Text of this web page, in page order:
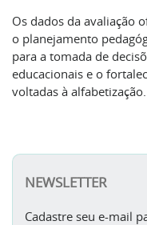
Os dados da avaliação
o planejamento
para a tomada de
educacionais e o
voltadas à alfabetização.
NEWSLETTER
Cadastre seu e-mail